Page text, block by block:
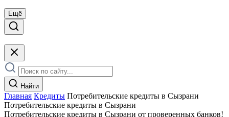
Ещё
Найти
Главная Кредиты Потребительские кредиты в Сызрани
Потребительские кредиты в Сызрани
Потребительские кредиты в Сызрани от проверенных банков!